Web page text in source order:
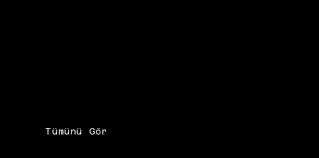
Tümünü Gör